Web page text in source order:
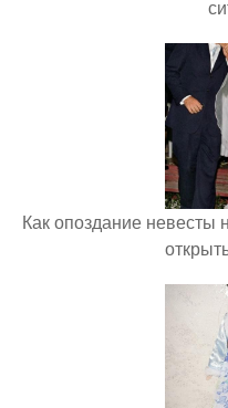
Как опоздание невесты